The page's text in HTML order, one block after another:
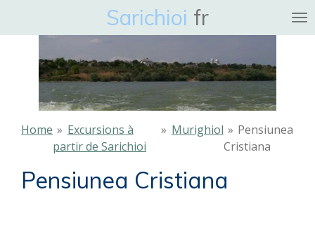
hoofdinhoud
Sarichioi fr
Home » Excursions à
partir de Sarichioi
» Murighiol » Pensiunea
Cristiana
Pensiunea Cristiana